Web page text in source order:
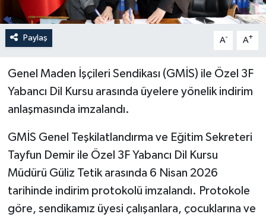
Paylaş A- A+
Genel Maden İşçileri Sendikası (GMİS) ile Özel 3F
Yabancı Dil Kursu arasında üyelere yönelik indirim
anlaşmasında imzalandı.
GMİS Genel Teşkilatlandırma ve Eğitim Sekreteri
Tayfun Demir ile Özel 3F Yabancı Dil Kursu
Müdürü Güliz Tetik arasında 6 Nisan 2026
tarihinde indirim protokolü imzalandı. Protokole
göre, sendikamız üyesi çalışanlara, çocuklarına ve
Dergim